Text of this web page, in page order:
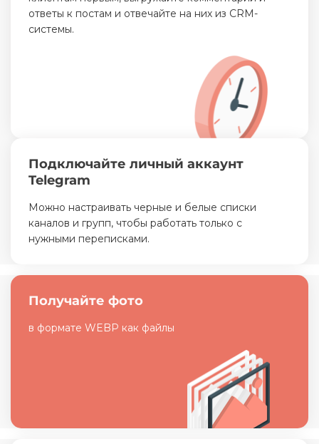
ответы к постам и отвечайте на них из CRM-
системы.
Подключайте личный аккаунт
Telegram
Можно настраивать черные и белые списки
каналов и групп, чтобы работать только с
нужными переписками.
Получайте фото
в формате WEBP как файлы